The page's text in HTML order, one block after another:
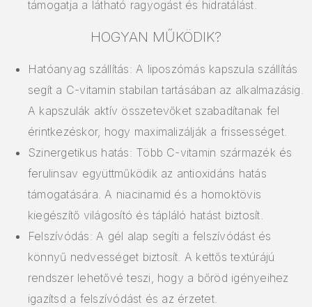
támogatja a látható ragyogást és hidratálást.
HOGYAN MŰKÖDIK?
Hatóanyag szállítás: A liposzómás kapszula szállítás
segít a C-vitamin stabilan tartásában az alkalmazásig.
A kapszulák aktív összetevőket szabadítanak fel
érintkezéskor, hogy maximalizálják a frissességet.
Szinergetikus hatás: Több C-vitamin származék és
ferulinsav együttműködik az antioxidáns hatás
támogatására. A niacinamid és a homoktövis
kiegészítő világosító és tápláló hatást biztosít.
Felszívódás: A gél alap segíti a felszívódást és
könnyű nedvességet biztosít. A kettős textúrájú
rendszer lehetővé teszi, hogy a bőröd igényeihez
igazítsd a felszívódást és az érzetet.